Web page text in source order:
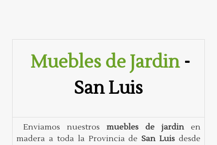
Muebles de Jardin-
San Luis
Enviamos nuestros muebles de jardin en
madera a toda la Provincia deSan Luis desde